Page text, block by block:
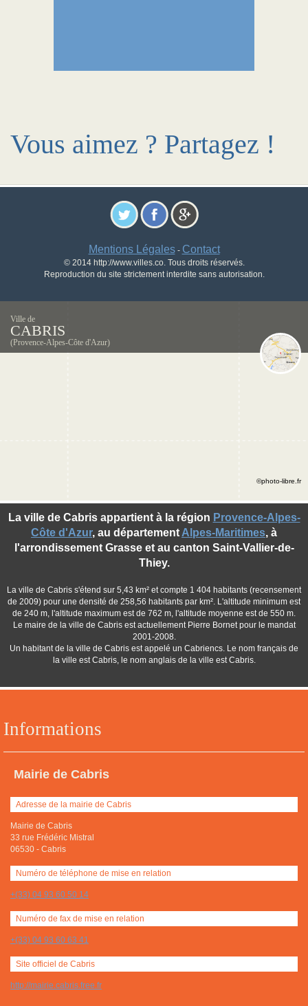
Vous aimez ? Partagez !
Mentions Légales- Contact
© 2014 http://www.villes.co. Tous droits réservés.
Reproduction du site strictement interdite sans autorisation.
Ville de
CABRIS
(Provence-Alpes-Côte d'Azur)
Informations
Mairie de Cabris
Adresse de la mairie de Cabris
Mairie de Cabris
33 rue Frédéric Mistral
06530 - Cabris
Numéro de téléphone de mise en relation
+(33) 04 93 60 50 14
Numéro de fax de mise en relation
+(33) 04 93 60 63 41
Site officiel de Cabris
http://mairie.cabris.free.fr
La ville de Cabris appartient à la région Provence-Alpes-
Côte d'Azur, au département Alpes-Maritimes, à
l'arrondissement Grasse et au canton Saint-Vallier-de-
Thiey.
La ville de Cabris s'étend sur 5,43 km² et compte 1 404 habitants (recensement
de 2009) pour une densité de 258,56 habitants par km². L'altitude minimum est
de 240 m, l'altitude maximum est de 762 m, l'altitude moyenne est de 550 m.
Le maire de la ville de Cabris est actuellement Pierre Bornet pour le mandat
2001-2008.
Un habitant de la ville de Cabris est appelé un Cabriencs. Le nom français de
la ville est Cabris, le nom anglais de la ville est Cabris.
©photo-libre.fr